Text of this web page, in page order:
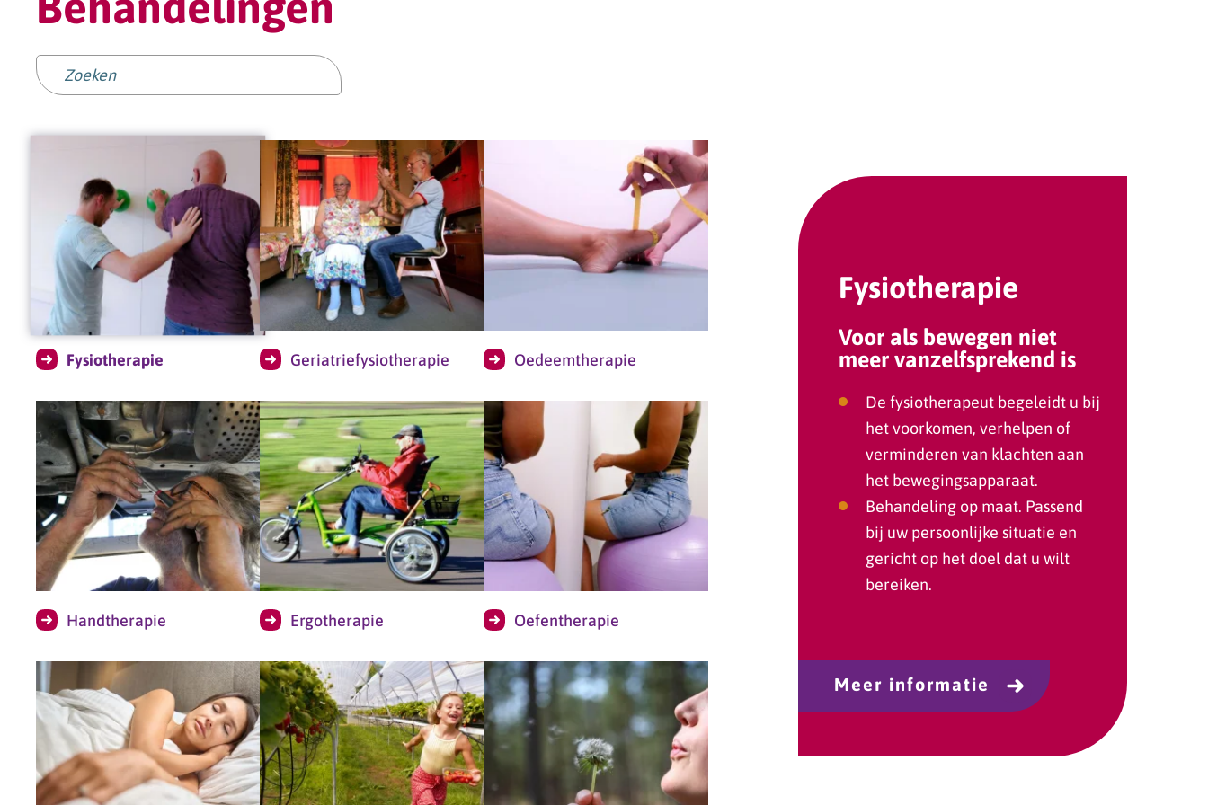
Fysiotherapie Geriatriefysiotherapie Oedeemtherapie
Handtherapie Ergotherapie Oefentherapie
Fysiotherapie
Voor als bewegen niet
meer vanzelfsprekend is
De fysiotherapeut begeleidt u bij
het voorkomen, verhelpen of
verminderen van klachten aan
het bewegingsapparaat.
Behandeling op maat. Passend
bij uw persoonlijke situatie en
gericht op het doel dat u wilt
bereiken.
Meer informatie